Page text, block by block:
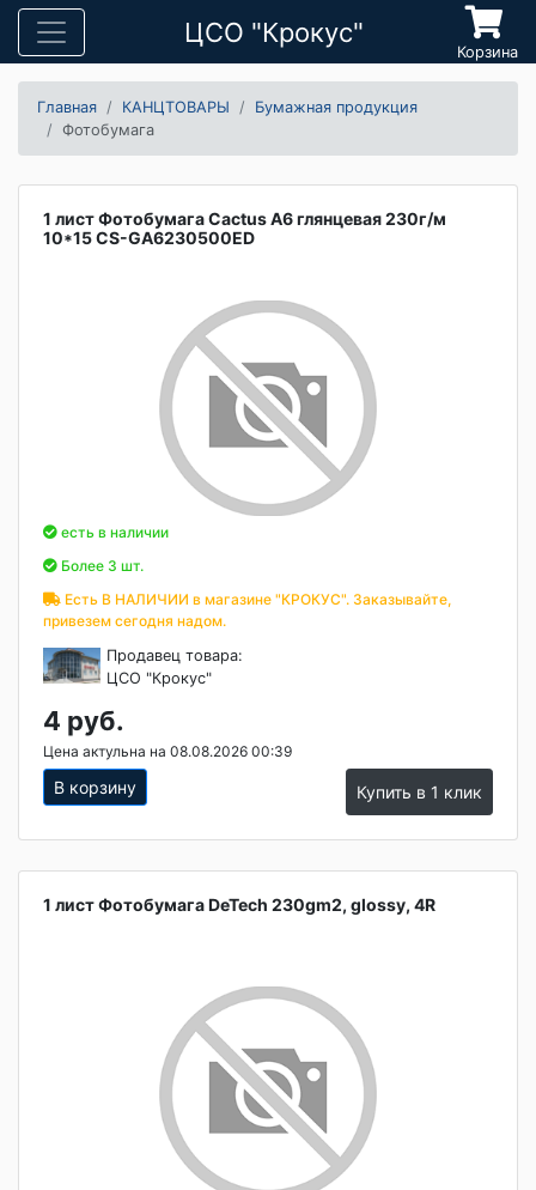
ЦСО "Крокус"
Корзина
Главная КАНЦТОВАРЫ
Бумажная продукция
Фотобумага
1 лист Фотобумага Cactus A6 глянцевая 230г/м
10*15 CS-GA6230500ED
есть в наличии
Более 3 шт.
Есть В НАЛИЧИИ в магазине "КРОКУС". Заказывайте,
привезем сегодня надом.
Продавец товара:
ЦСО "Крокус"
4 руб.
Цена актульна на 08.08.2026 00:39
В корзину Купить в 1 клик
1 лист Фотобумага DeTech 230gm2, glossy, 4R